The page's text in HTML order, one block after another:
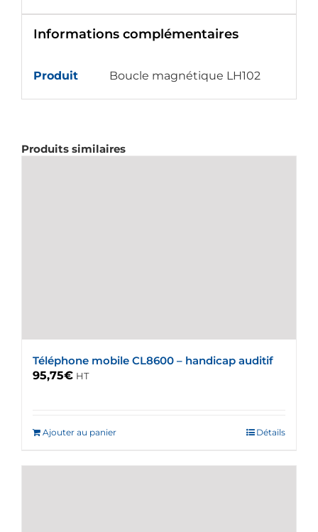
Informations complémentaires
Produit Boucle magnétique LH102
Produits similaires
Téléphone mobile CL8600 – handicap auditif
95,75€ HT
Ajouter au panier Détails